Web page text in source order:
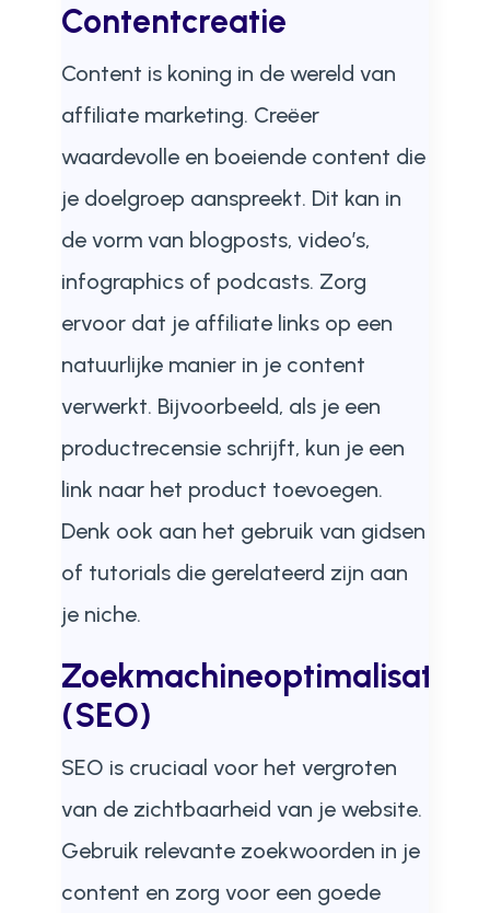
Contentcreatie
Content is koning in de wereld van
affiliate marketing. Creëer
waardevolle en boeiende content die
je doelgroep aanspreekt. Dit kan in
de vorm van blogposts, video’s,
infographics of podcasts. Zorg
ervoor dat je affiliate links op een
natuurlijke manier in je content
verwerkt. Bijvoorbeeld, als je een
productrecensie schrijft, kun je een
link naar het product toevoegen.
Denk ook aan het gebruik van gidsen
of tutorials die gerelateerd zijn aan
je niche.
Zoekmachineoptimalisatie
(SEO)
SEO is cruciaal voor het vergroten
van de zichtbaarheid van je website.
Gebruik relevante zoekwoorden in je
content en zorg voor een goede